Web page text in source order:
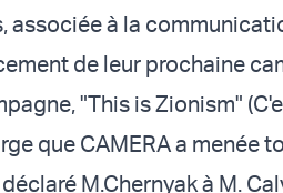
associée à la
de leur prochaine
"This is Zionism"
que CAMERA a menée
M.Chernyak à M.